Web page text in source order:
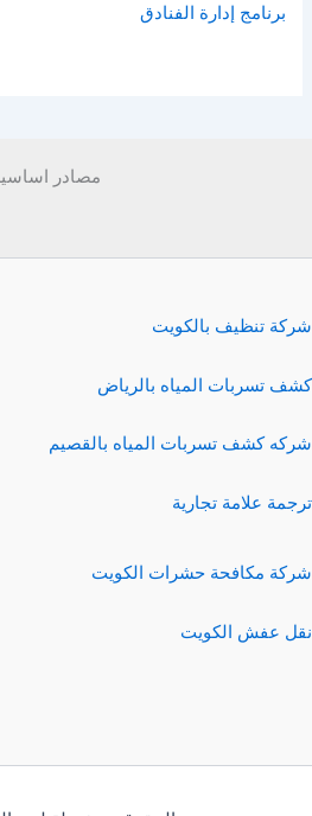
برنامج إدارة الفنادق
مصادر
شركة تنظيف بالكويت
كشف تسربات المياه بالرياض
شركه كشف تسربات المياه بالقصيم
ترجمة علامة تجارية
شركة مكافحة حشرات الكويت
نقل عفش الكويت